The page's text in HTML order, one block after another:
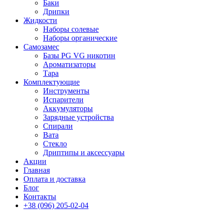
Баки
Дрипки
Жидкости
Наборы солевые
Наборы органические
Самозамес
Базы PG VG никотин
Ароматизаторы
Тара
Комплектующие
Инструменты
Испарители
Аккумуляторы
Зарядные устройства
Спирали
Вата
Стекло
Дриптипы и аксессуары
Акции
Главная
Оплата и доставка
Блог
Контакты
+38 (096) 205-02-04